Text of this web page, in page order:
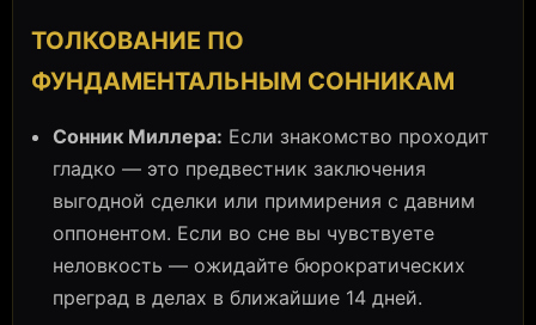
ТОЛКОВАНИЕ ПО
ФУНДАМЕНТАЛЬНЫМ СОННИКАМ
Сонник Миллера: Если знакомство проходит
гладко — это предвестник заключения
выгодной сделки или примирения с давним
оппонентом. Если во сне вы чувствуете
неловкость — ожидайте бюрократических
преград в делах в ближайшие 14 дней.